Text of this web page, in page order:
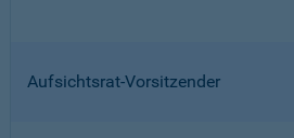
Aufsichtsrat-Vorsitzender